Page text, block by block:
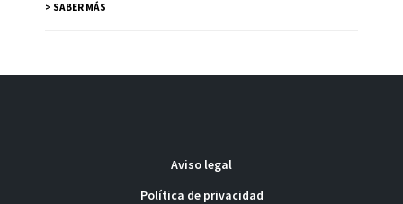
> SABER MÁS
Aviso legal
Política de privacidad